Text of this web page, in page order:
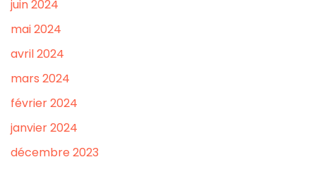
juin 2024
mai 2024
avril 2024
mars 2024
février 2024
janvier 2024
décembre 2023